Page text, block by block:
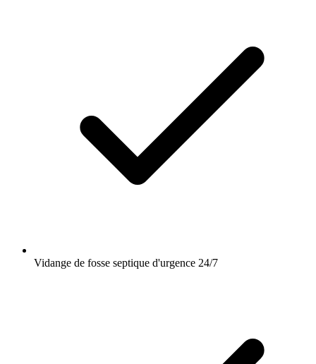
Vidange de fosse septique d'urgence 24/7